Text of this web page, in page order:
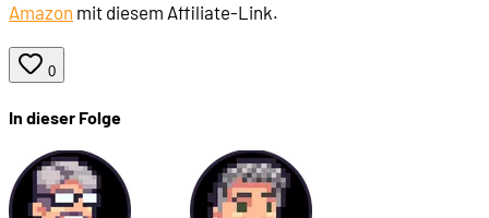
Amazon mit diesem Affiliate-Link.
0
In dieser Folge